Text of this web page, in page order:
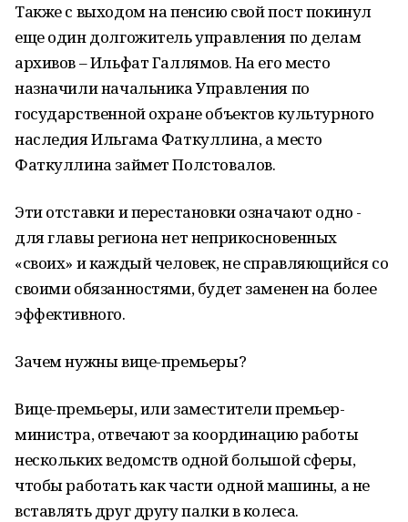
Также с выходом на пенсию свой пост покинул
еще один долгожитель управления по делам
архивов – Ильфат Галлямов. На его место
назначили начальника Управления по
государственной охране объектов культурного
наследия Ильгама Фаткуллина, а место
Фаткуллина займет Полстовалов.
Эти отставки и перестановки означают одно -
для главы региона нет неприкосновенных
«своих» и каждый человек, не справляющийся со
своими обязанностями, будет заменен на более
эффективного.
Зачем нужны вице-премьеры?
Вице-премьеры, или заместители премьер-
министра, отвечают за координацию работы
нескольких ведомств одной большой сферы,
чтобы работать как части одной машины, а не
вставлять друг другу палки в колеса.